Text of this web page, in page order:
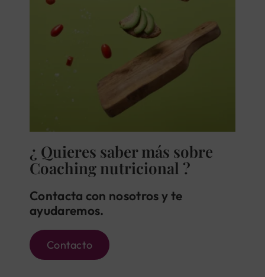
¿ Quieres saber más sobre
Coaching nutricional ?
Contacta con nosotros y te
ayudaremos.
Contacto